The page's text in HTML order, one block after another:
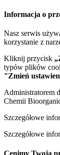
Informacja o
Nasz serwis
korzystanie z
Kliknij przycisk
typów plików
"Zmień
Administratorem
Chemii
Szczegółowe
Szczegółowe
Cenimy Twoją